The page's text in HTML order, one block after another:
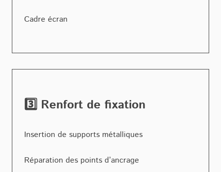
Cadre écran
3️⃣ Renfort de fixation
Insertion de supports métalliques
Réparation des points d’ancrage